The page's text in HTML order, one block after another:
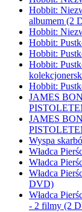
Hobbit:
albumem (2
Hobbit:
Hobbit:
Hobbit:
Hobbit:
Hobbit:
JAMES
JAMES
Wyspa
Władca
Władca
Władca
DVD)
Władca
- 2 filmy (2